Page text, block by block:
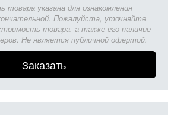
товара указана для ознакомления
Пожалуйста, уточняйте
товара, а также его наличие
Не является публичной офертой.
Заказать